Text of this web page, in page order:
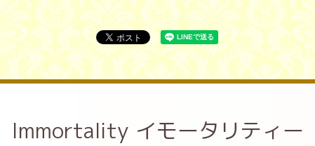
Immortality イモータリティー